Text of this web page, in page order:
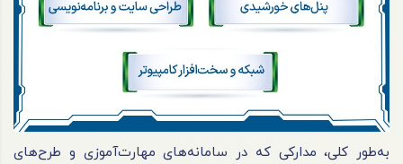
به‌طور کلی، مدارکی که در سامانه‌های مهارت‌آموزی و طرح‌های